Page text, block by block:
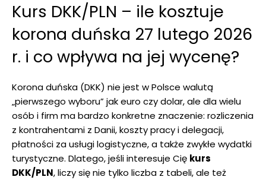
Kurs DKK/PLN – ile kosztuje
korona duńska 27 lutego 2026
r. i co wpływa na jej wycenę?
Korona duńska (DKK) nie jest w Polsce walutą
„pierwszego wyboru” jak euro czy dolar, ale dla wielu
osób i firm ma bardzo konkretne znaczenie: rozliczenia
z kontrahentami z Danii, koszty pracy i delegacji,
płatności za usługi logistyczne, a także zwykłe wydatki
turystyczne. Dlatego, jeśli interesuje Cię kurs
DKK/PLN, liczy się nie tylko liczba z tabeli, ale też